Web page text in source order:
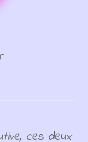
ces deux